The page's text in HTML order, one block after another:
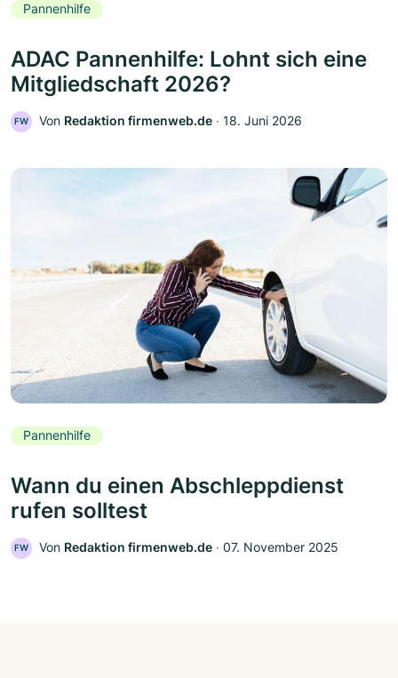
Pannenhilfe
ADAC Pannenhilfe: Lohnt sich eine
Mitgliedschaft 2026?
FW Von Redaktion firmenweb.de ‧ 18. Juni 2026
Pannenhilfe
Wann du einen Abschleppdienst
rufen solltest
FW Von Redaktion firmenweb.de ‧ 07. November 2025